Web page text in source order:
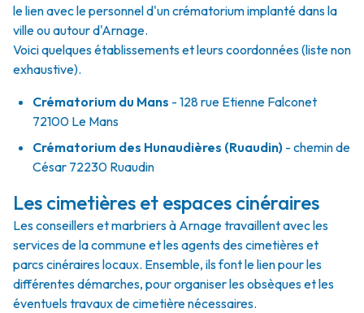
le lien avec le personnel d'un crématorium implanté dans la
ville ou autour d'Arnage.
Voici quelques établissements et leurs coordonnées (liste non
exhaustive).
Crématorium du Mans - 128 rue Etienne Falconet
72100 Le Mans
Crématorium des Hunaudières (Ruaudin) - chemin de
César 72230 Ruaudin
Les cimetières et espaces cinéraires
Les conseillers et marbriers à Arnage travaillent avec les
services de la commune et les agents des cimetières et
parcs cinéraires locaux. Ensemble, ils font le lien pour les
différentes démarches, pour organiser les obsèques et les
éventuels travaux de cimetière nécessaires.